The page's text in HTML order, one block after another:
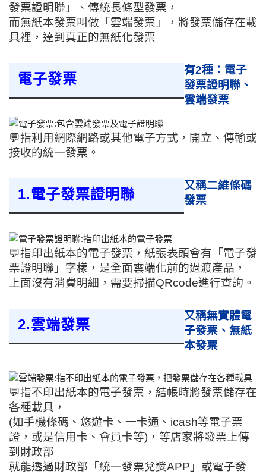
發票證明聯」、傳統長條型發票，
而無紙本發票叫做「雲端發票」，將發票儲存在載
具裡，達到真正的無紙化發票
電子發票
有2種：電子
發票證明聯、
雲端發票
💬指利用網際網路或其他電子方式，開立、傳輸或
接收的統一發票。
1.電子發票證明聯
又稱二維條碼
發票
💬指印出紙本的電子發票，紙張表頭會有「電子發
票證明聯」字樣，是全面雲端化前的過渡產品，
上面沒有消費明細， 需要掃描QRcode進行查詢。
2.雲端發票
又稱無實體電
子發票、無紙
本發票
💬指不印出紙本的電子發票，結帳時將發票儲存在
各種載具，
(如手機條碼、悠遊卡、一卡通、icash等電子票
證，或是信用卡、會員卡等)，等店家將發票上傳
到財政部
就能透過財政部「統一發票兌獎APP」或電子發